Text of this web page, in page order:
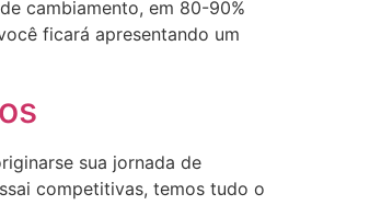
cambiamento, em 80-90%
ficará apresentando um
sua jornada de
competitivas, temos tudo o